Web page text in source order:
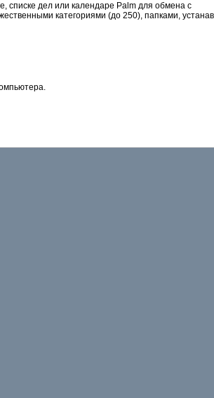
списке дел или календаре Palm для обмена с
категориями (до 250), папками,